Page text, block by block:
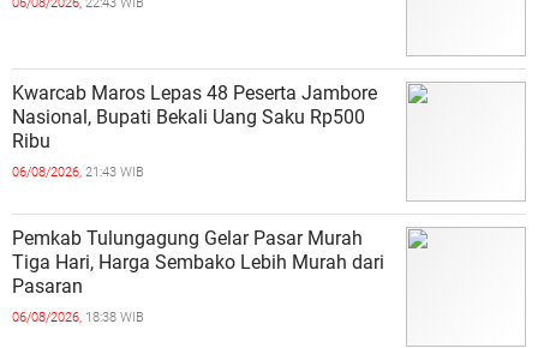
Kwarcab Maros Lepas 48 Peserta Jambore
Nasional, Bupati Bekali Uang Saku Rp500
Ribu
06/08/2026, 21:43 WIB
Pemkab Tulungagung Gelar Pasar Murah
Tiga Hari, Harga Sembako Lebih Murah dari
Pasaran
06/08/2026, 18:38 WIB